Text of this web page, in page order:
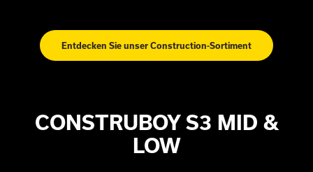
Entdecken Sie unser Construction-Sortiment
CONSTRUBOY S3 MID &
LOW